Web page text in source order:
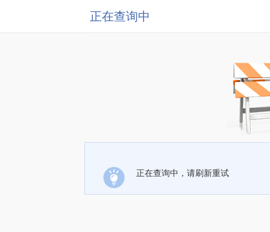
正在查询中
正在查询中，请刷新重试